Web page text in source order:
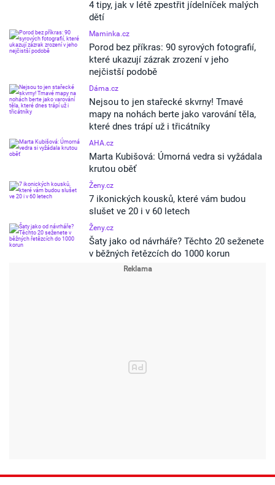
4 tipy, jak v létě zpestřit jídelníček malých
dětí
Maminka.cz
Porod bez příkras: 90 syrových fotografií,
které ukazují zázrak zrození v jeho
nejčistší podobě
Dáma.cz
Nejsou to jen stařecké skvrny! Tmavé
mapy na nohách berte jako varování těla,
které dnes trápí už i třicátníky
AHA.cz
Marta Kubišová: Úmorná vedra si vyžádala
krutou oběť
Ženy.cz
7 ikonických kousků, které vám budou
slušet ve 20 i v 60 letech
Ženy.cz
Šaty jako od návrháře? Těchto 20 seženete
v běžných řetězcích do 1000 korun